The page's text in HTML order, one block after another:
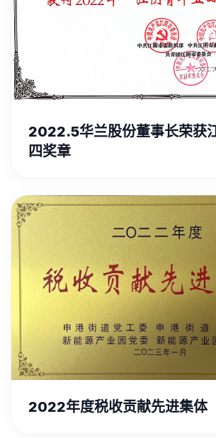
2022.5华兰股份董事长荣获
四奖章
2022年度税收贡献先进集体